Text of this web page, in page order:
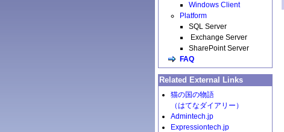
Windows Client
Platform
SQL Server
Exchange Server
SharePoint Server
FAQ
Related External Links
猫の国の物語
（はてなダイアリー）
Admintech.jp
Expressiontech.jp